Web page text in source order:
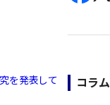
を発表して コラム